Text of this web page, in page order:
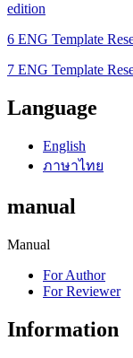
edition
6 ENG Template
7 ENG Template
Language
English
ภาษาไทย
manual
Manual
For Author
For Reviewer
Information